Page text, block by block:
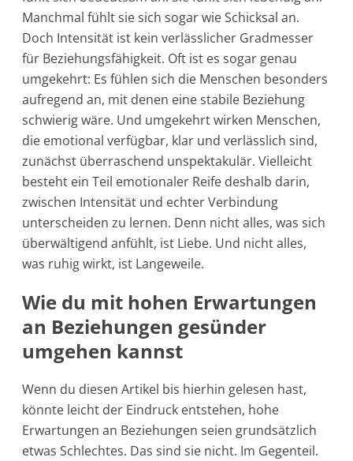
Manchmal fühlt sie sich sogar wie Schicksal an.
Doch Intensität ist kein verlässlicher Gradmesser
für Beziehungsfähigkeit. Oft ist es sogar genau
umgekehrt: Es fühlen sich die Menschen besonders
aufregend an, mit denen eine stabile Beziehung
schwierig wäre. Und umgekehrt wirken Menschen,
die emotional verfügbar, klar und verlässlich sind,
zunächst überraschend unspektakulär. Vielleicht
besteht ein Teil emotionaler Reife deshalb darin,
zwischen Intensität und echter Verbindung
unterscheiden zu lernen. Denn nicht alles, was sich
überwältigend anfühlt, ist Liebe. Und nicht alles,
was ruhig wirkt, ist Langeweile.
Wie du mit hohen Erwartungen
an Beziehungen gesünder
umgehen kannst
Wenn du diesen Artikel bis hierhin gelesen hast,
könnte leicht der Eindruck entstehen, hohe
Erwartungen an Beziehungen seien grundsätzlich
etwas Schlechtes. Das sind sie nicht. Im Gegenteil.